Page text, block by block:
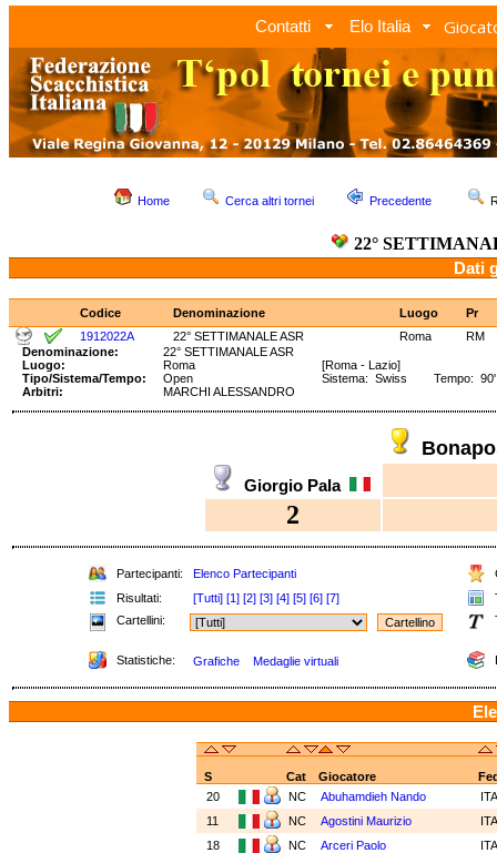
Contatti Elo Italia
Home Cerca altri tornei Precedente
22°
Dati
Codice Denominazione Luogo
Pr
1912022A
22° SETTIMANALE ASR Roma
RM
Denominazione:
22° SETTIMANALE ASR
Luogo:
Roma
[Roma - Lazio]
Tipo/Sistema/Tempo:
Open
Sistema: Swiss Tempo: 90'
Arbitri:
MARCHI ALESSANDRO
Giorgio Pala
2
Partecipanti: Elenco Partecipanti
Risultati:
[Tutti] [1] [2] [3] [4] [5] [6] [7]
Cartellini:
Statistiche: Grafiche Medaglie virtuali
S Cat Giocatore
20
NC Abuhamdieh Nando
11
NC Agostini Maurizio
18
NC Arceri Paolo